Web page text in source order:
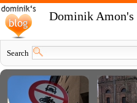
Dominik Amon's
Search